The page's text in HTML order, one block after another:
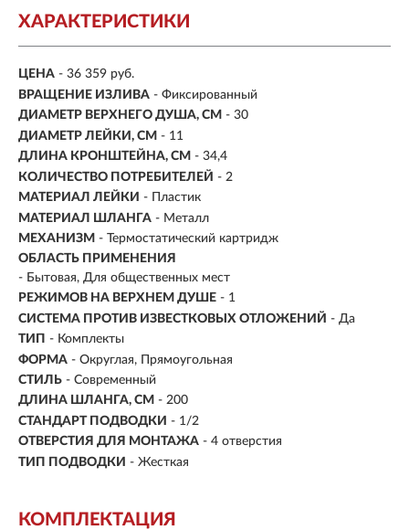
ХАРАКТЕРИСТИКИ
ЦЕНА - 36 359 руб.
ВРАЩЕНИЕ ИЗЛИВА - Фиксированный
ДИАМЕТР ВЕРХНЕГО ДУША, СМ - 30
ДИАМЕТР ЛЕЙКИ, СМ - 11
ДЛИНА КРОНШТЕЙНА, СМ - 34,4
КОЛИЧЕСТВО ПОТРЕБИТЕЛЕЙ - 2
МАТЕРИАЛ ЛЕЙКИ - Пластик
МАТЕРИАЛ ШЛАНГА - Металл
МЕХАНИЗМ - Термостатический картридж
ОБЛАСТЬ ПРИМЕНЕНИЯ
- Бытовая, Для общественных мест
РЕЖИМОВ НА ВЕРХНЕМ ДУШЕ - 1
СИСТЕМА ПРОТИВ ИЗВЕСТКОВЫХ ОТЛОЖЕНИЙ - Да
ТИП - Комплекты
ФОРМА - Округлая, Прямоугольная
СТИЛЬ - Современный
ДЛИНА ШЛАНГА, СМ - 200
СТАНДАРТ ПОДВОДКИ - 1/2
ОТВЕРСТИЯ ДЛЯ МОНТАЖА - 4 отверстия
ТИП ПОДВОДКИ - Жесткая
КОМПЛЕКТАЦИЯ